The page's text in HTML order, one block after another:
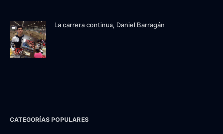
La carrera continua, Daniel Barragán
CATEGORÍAS POPULARES